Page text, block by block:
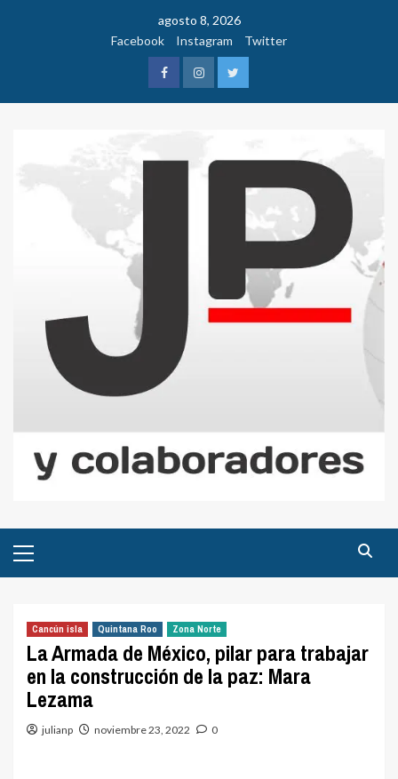
agosto 8, 2026
Facebook
Instagram Twitter
FacebookInstagramTwitter
principal
Cancún isla Quintana Roo Zona Norte
La Armada de México, pilar para trabajar
en la construcción de la paz: Mara
Lezama
julianp noviembre 23, 2022 0